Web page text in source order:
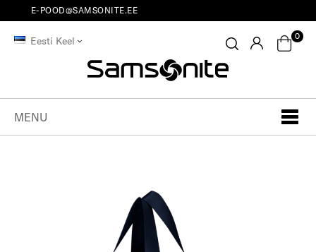
E-POOD@SAMSONITE.EE
Eesti Keel 0
MENU